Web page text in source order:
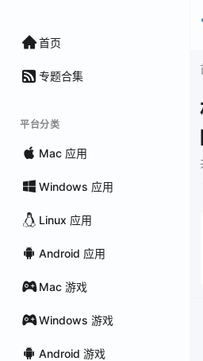
首页
专题合集
平台分类
Mac 应用
Windows 应用
Linux 应用
Android 应用
Mac 游戏
Windows 游戏
Android 游戏